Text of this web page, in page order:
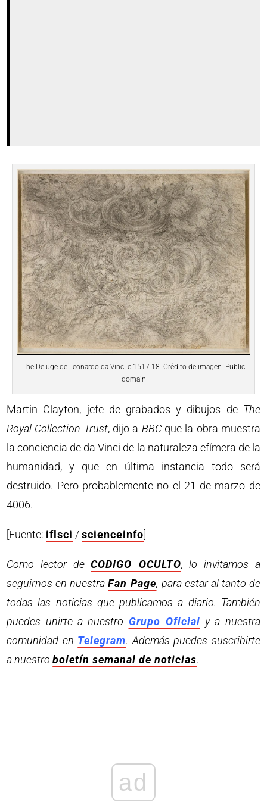
The Deluge de Leonardo da Vinci c.1517-18. Crédito de imagen: Public
domain
Martin Clayton, jefe de grabados y dibujos de The
Royal Collection Trust, dijo a BBCque la obra muestra
la conciencia de da Vinci de la naturaleza efímera de la
humanidad, y que en última instancia todo será
destruido. Pero probablemente no el 21 de marzo de
4006.
[Fuente: iflsci /scienceinfo
Como lector deCODIGO OCULTO, lo invitamos a
seguirnos en nuestraFan Page, para estar al tanto de
todas las noticias que publicamos a diario. También
puedes unirte a nuestro Grupo Oficial y a nuestra
comunidad en Telegram. Además puedes suscribirte
a nuestroboletín semanal de noticias.
ad